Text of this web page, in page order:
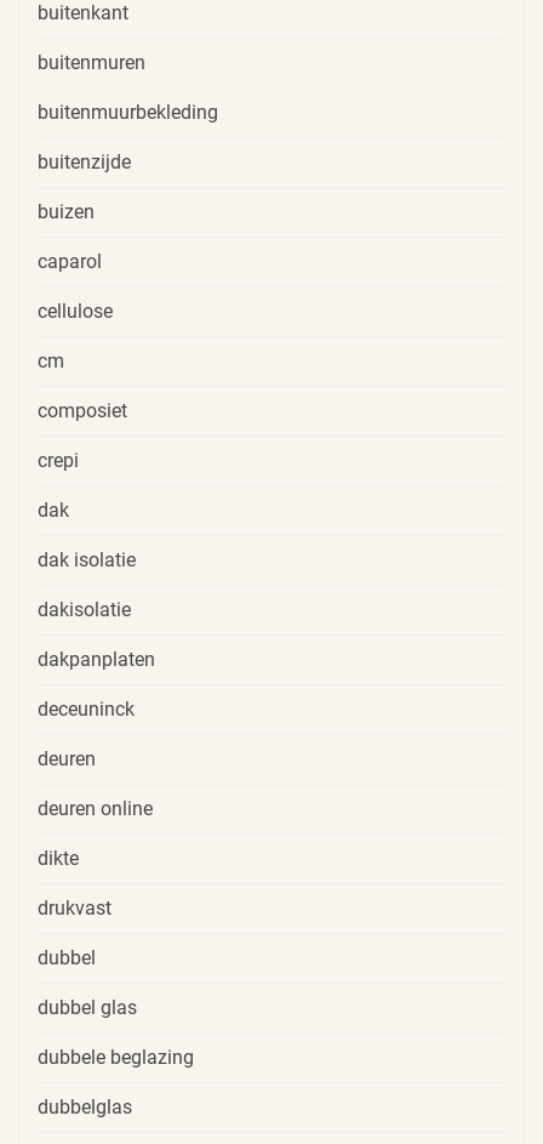
buitenkant
buitenmuren
buitenmuurbekleding
buitenzijde
buizen
caparol
cellulose
cm
composiet
crepi
dak
dak isolatie
dakisolatie
dakpanplaten
deceuninck
deuren
deuren online
dikte
drukvast
dubbel
dubbel glas
dubbele beglazing
dubbelglas